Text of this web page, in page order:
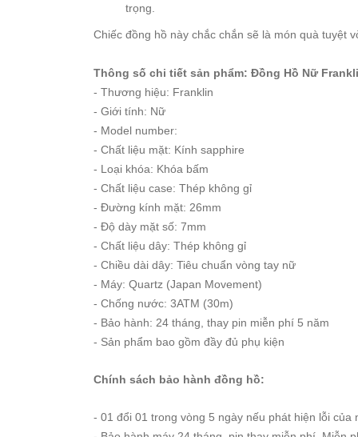
Roberto
Era
Crown
Starke
Sunrise
X-
Cer
Đồng
Hồ
Cặp
Hanboro
Jacobs
Michael
Kors
Sunrise
Khác
trọng.
Chiếc đồng hồ này chắc chắn sẽ là món quà tuyệt
Thông số chi tiết sản phẩm: Đồng Hồ Nữ
- Thương hiệu: Franklin
- Giới tính: Nữ
- Model number:
- Chất liệu mặt: Kính sapphire
- Loại khóa: Khóa bấm
- Chất liệu case: Thép không gỉ
- Đường kính mặt: 26mm
- Độ dày mặt số: 7mm
- Chất liệu dây: Thép không gỉ
- Chiều dài dây: Tiêu chuẩn vòng tay nữ
- Máy: Quartz (Japan Movement)
- Chống nước: 3ATM (30m)
- Bảo hành: 24 tháng, thay pin miễn phí 5 năm
- Sản phẩm bao gồm đầy đủ phụ kiện
Chính sách bảo hành đồng hồ:
- 01 đổi 01 trong vòng 5 ngày nếu phát hiện lỗi của